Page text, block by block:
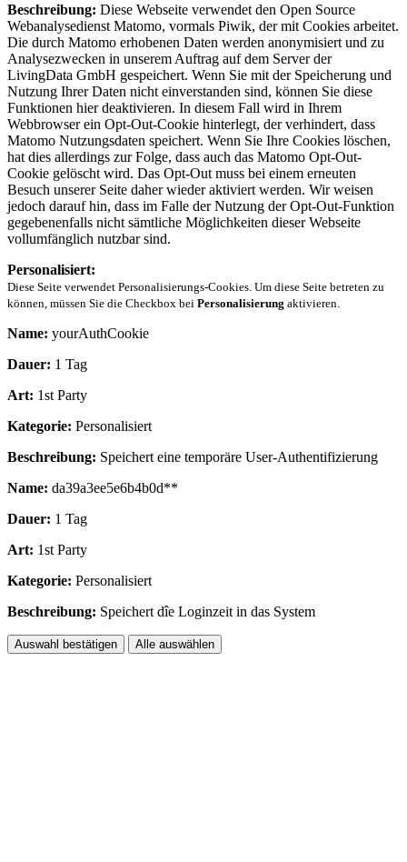
Beschreibung: Diese Webseite verwendet den Open Source
Webanalysedienst Matomo, vormals Piwik, der mit Cookies arbeitet.
Die durch Matomo erhobenen Daten werden anonymisiert und zu
Analysezwecken in unserem Auftrag auf dem Server der
LivingData GmbH gespeichert. Wenn Sie mit der Speicherung und
Nutzung Ihrer Daten nicht einverstanden sind, können Sie diese
Funktionen hier deaktivieren. In diesem Fall wird in Ihrem
Webbrowser ein Opt-Out-Cookie hinterlegt, der verhindert, dass
Matomo Nutzungsdaten speichert. Wenn Sie Ihre Cookies löschen,
hat dies allerdings zur Folge, dass auch das Matomo Opt-Out-
Cookie gelöscht wird. Das Opt-Out muss bei einem erneuten
Besuch unserer Seite daher wieder aktiviert werden. Wir weisen
jedoch darauf hin, dass im Falle der Nutzung der Opt-Out-Funktion
gegebenenfalls nicht sämtliche Möglichkeiten dieser Webseite
vollumfänglich nutzbar sind.
Personalisiert:
Diese Seite verwendet Personalisierungs-Cookies. Um diese Seite betreten zu
können, müssen Sie die Checkbox bei Personalisierung aktivieren.
Name: yourAuthCookie
Dauer: 1 Tag
Art: 1st Party
Kategorie: Personalisiert
Beschreibung: Speichert eine temporäre User-Authentifizierung
Name: da39a3ee5e6b4b0d**
Dauer: 1 Tag
Art: 1st Party
Kategorie: Personalisiert
Beschreibung: Speichert dîe Loginzeit in das System
Auswahl bestätigen Alle auswählen